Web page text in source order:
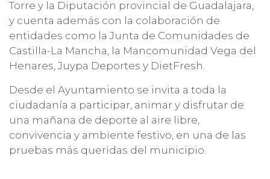
Torre y la Diputación provincial de Guadalajara,
y cuenta además con la colaboración de
entidades como la Junta de Comunidades de
Castilla-La Mancha, la Mancomunidad Vega del
Henares, Juypa Deportes y DietFresh.
Desde el Ayuntamiento se invita a toda la
ciudadanía a participar, animar y disfrutar de
una mañana de deporte al aire libre,
convivencia y ambiente festivo, en una de las
pruebas más queridas del municipio.